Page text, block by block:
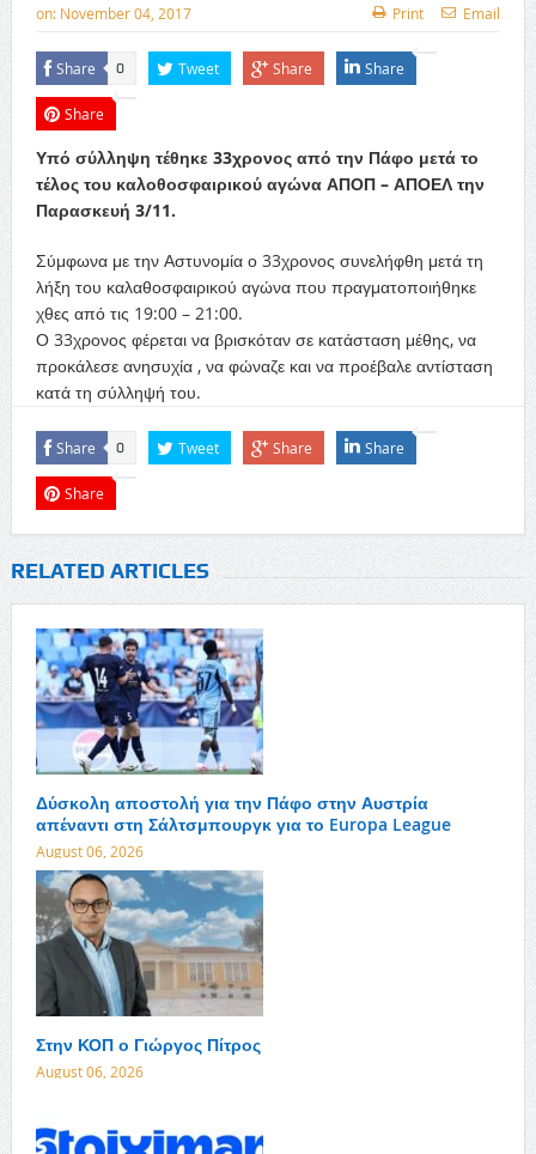
on: November 04, 2017 Print Email
Share 0 Tweet Share Share
Share
Υπό σύλληψη τέθηκε 33χρονος από την Πάφο μετά το
τέλος του καλοθοσφαιρικού αγώνα ΑΠΟΠ – ΑΠΟΕΛ την
Παρασκευή 3/11.
Σύμφωνα με την Αστυνομία ο 33χρονος συνελήφθη μετά τη
λήξη του καλαθοσφαιρικού αγώνα που πραγματοποιήθηκε
χθες από τις 19:00 – 21:00.
Ο 33χρονος φέρεται να βρισκόταν σε κατάσταση μέθης, να
προκάλεσε ανησυχία , να φώναζε και να προέβαλε αντίσταση
κατά τη σύλληψή του.
Share 0 Tweet Share Share
Share
RELATED ARTICLES
Δύσκολη αποστολή για την Πάφο στην Αυστρία
απέναντι στη Σάλτσμπουργκ για το Europa League
August 06, 2026
Στην ΚΟΠ ο Γιώργος Πίτρος
August 06, 2026